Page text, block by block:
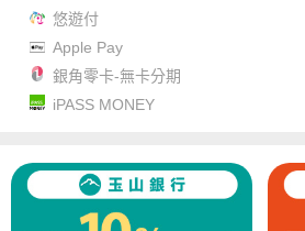
悠遊付
Apple Pay
銀角零卡-無卡分期
iPASS MONEY